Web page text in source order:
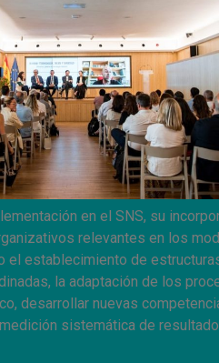
en el SNS, su
relevantes en los
el establecimiento de
la adaptación de los
desarrollar nuevas
sistemática de